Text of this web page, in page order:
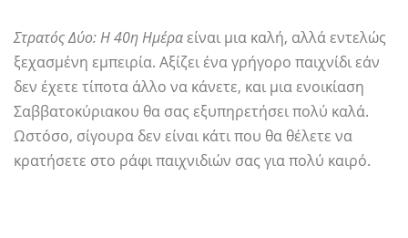
Στρατός Δύο: Η 40η Ημέραείναι μια καλή, αλλά εντελώς
ξεχασμένη εμπειρία. Αξίζει ένα γρήγορο παιχνίδι εάν
δεν έχετε τίποτα άλλο να κάνετε, και μια ενοικίαση
Σαββατοκύριακου θα σας εξυπηρετήσει πολύ καλά.
Ωστόσο, σίγουρα δεν είναι κάτι που θα θέλετε να
κρατήσετε στο ράφι παιχνιδιών σας για πολύ καιρό.